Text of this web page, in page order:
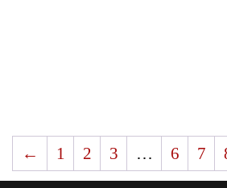
← 1 2 3 … 6 7